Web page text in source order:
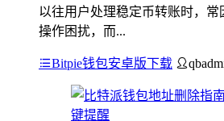
以往用户处理稳定币转账时，常
操作困扰，而...
Bitpie钱包安卓版下载